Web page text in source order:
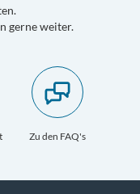
gerne weiter.
Zu den FAQ's